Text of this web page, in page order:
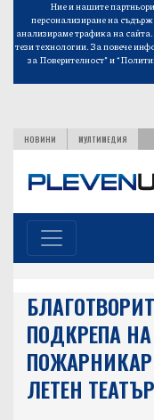
Ние и нашите
персонализиране на
анализираме трафика на
тези технологии. За повече
за Поверителност”и
НОВИНИ МУЛТИМЕДИЯ
ПОДКРЕПА
ЛЕТЕН